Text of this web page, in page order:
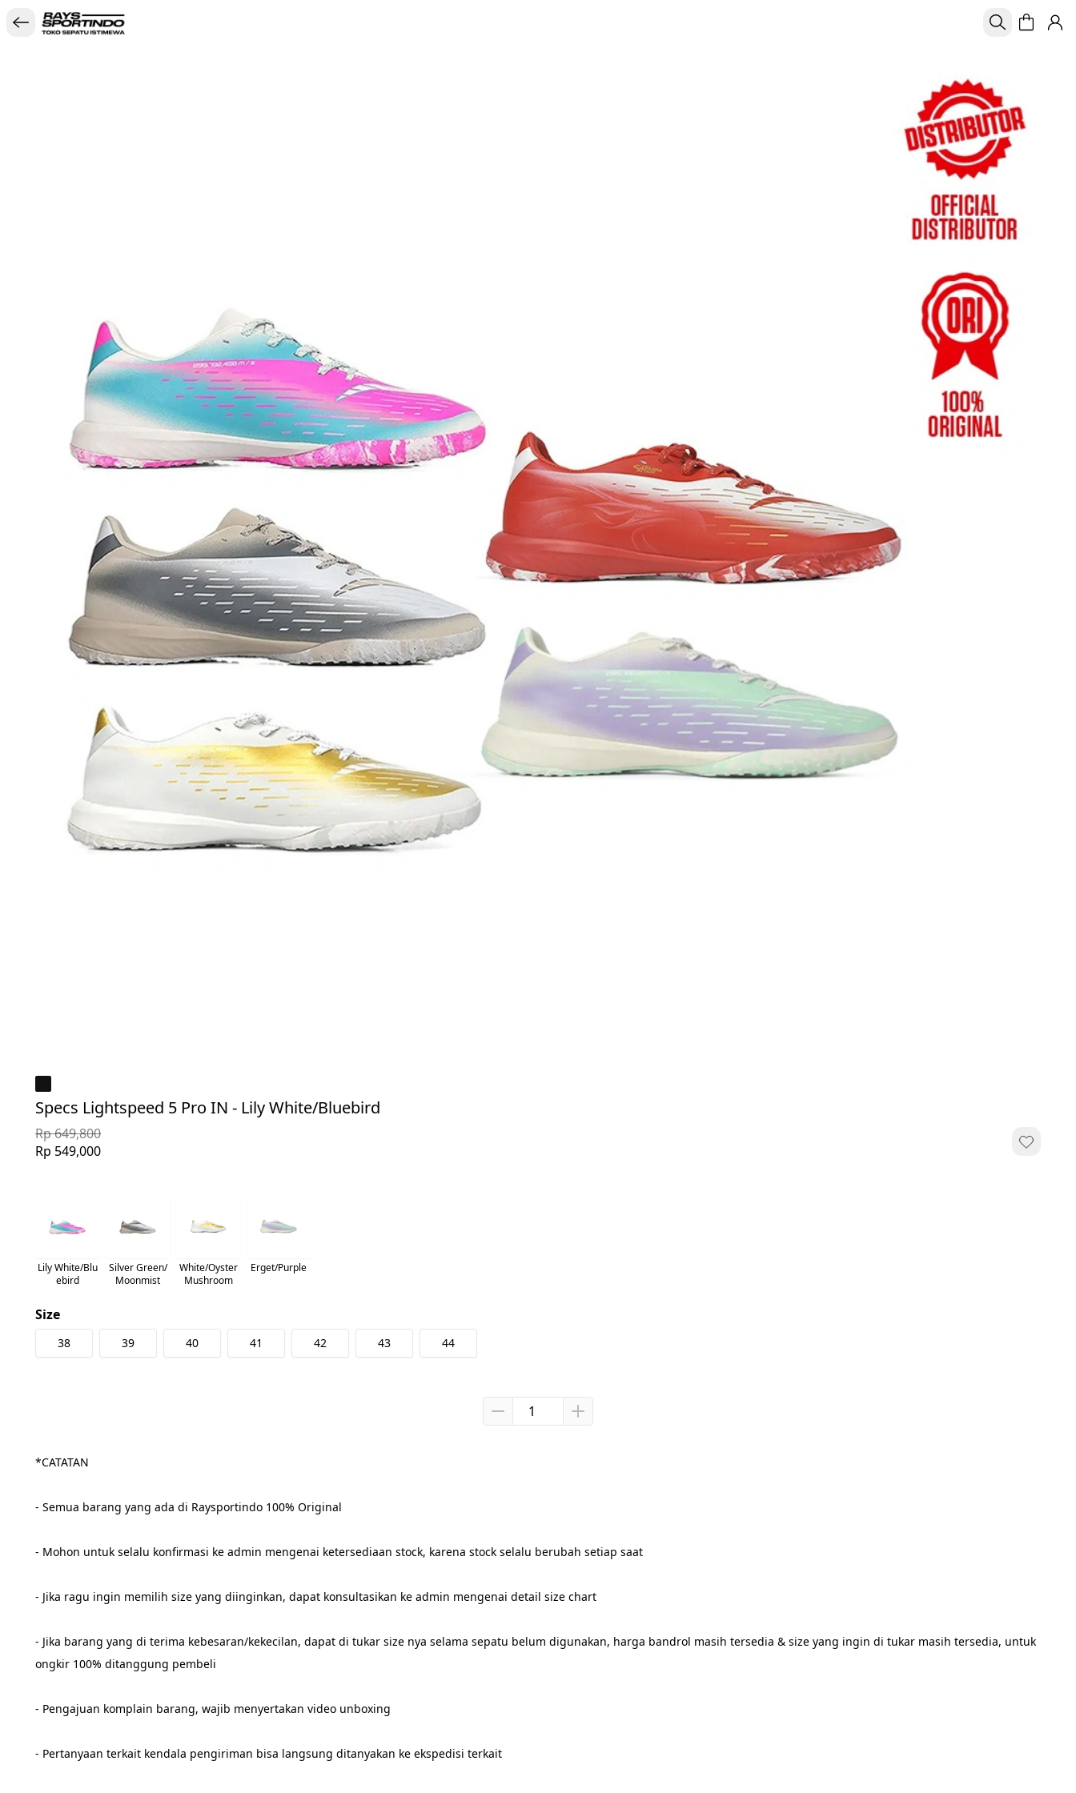
Specs Lightspeed 5 Pro IN - Lily White/Bluebird
Rp 649,800
Rp 549,000
Lily White/Blu
ebird
Silver Green/
Moonmist
White/Oyster
Mushroom
Erget/Purple
Size
38 39 40 41 42 43 44
*CATATAN
- Semua barang yang ada di Raysportindo 100% Original
- Mohon untuk selalu konfirmasi ke admin mengenai ketersediaan stock, karena stock selalu berubah setiap saat
- Jika ragu ingin memilih size yang diinginkan, dapat konsultasikan ke admin mengenai detail size chart
- Jika barang yang di terima kebesaran/kekecilan, dapat di tukar size nya selama sepatu belum digunakan, harga bandrol masih tersedia & size yang ingin di tukar masih tersedia, untuk
ongkir 100% ditanggung pembeli
- Pengajuan komplain barang, wajib menyertakan video unboxing
- Pertanyaan terkait kendala pengiriman bisa langsung ditanyakan ke ekspedisi terkait